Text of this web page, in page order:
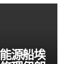
源船埃